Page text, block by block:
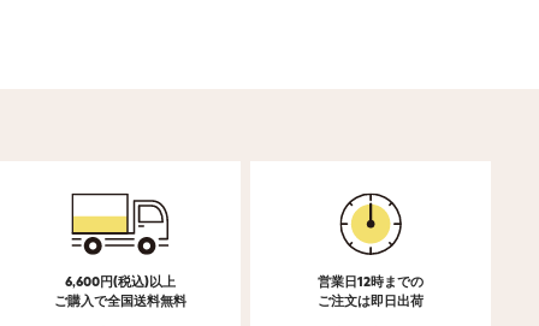
6,600円(税込)以上
ご購入で全国送料無料
営業日12時までの
ご注文は即日出荷